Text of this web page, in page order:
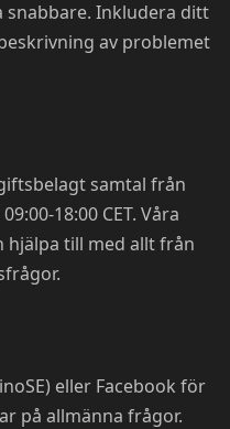
snabbare. Inkludera ditt
av problemet
samtal från
18:00 CET. Våra
hjälpa till med allt från
eller Facebook för
på allmänna frågor.